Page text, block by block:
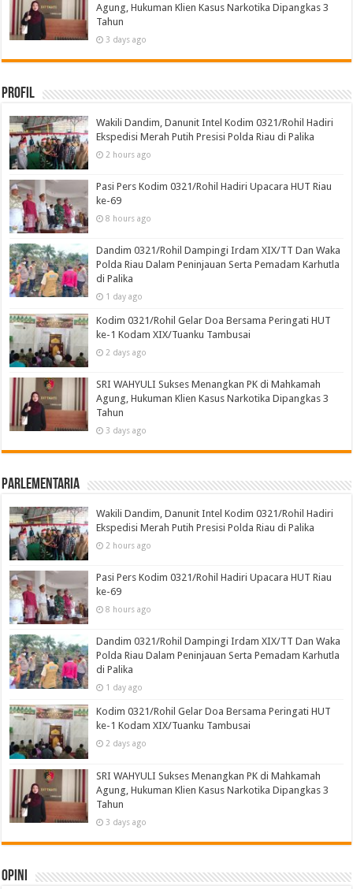
Agung, Hukuman Klien Kasus Narkotika Dipangkas 3
Tahun
3 days ago
Profil
Wakili Dandim, Danunit Intel Kodim 0321/Rohil Hadiri
Ekspedisi Merah Putih Presisi Polda Riau di Palika
2 hours ago
Pasi Pers Kodim 0321/Rohil Hadiri Upacara HUT Riau
ke-69
8 hours ago
Dandim 0321/Rohil Dampingi Irdam XIX/TT Dan Waka
Polda Riau Dalam Peninjauan Serta Pemadam Karhutla
di Palika
1 day ago
Kodim 0321/Rohil Gelar Doa Bersama Peringati HUT
ke-1 Kodam XIX/Tuanku Tambusai
2 days ago
SRI WAHYULI Sukses Menangkan PK di Mahkamah
Agung, Hukuman Klien Kasus Narkotika Dipangkas 3
Tahun
3 days ago
Parlementaria
Wakili Dandim, Danunit Intel Kodim 0321/Rohil Hadiri
Ekspedisi Merah Putih Presisi Polda Riau di Palika
2 hours ago
Pasi Pers Kodim 0321/Rohil Hadiri Upacara HUT Riau
ke-69
8 hours ago
Dandim 0321/Rohil Dampingi Irdam XIX/TT Dan Waka
Polda Riau Dalam Peninjauan Serta Pemadam Karhutla
di Palika
1 day ago
Kodim 0321/Rohil Gelar Doa Bersama Peringati HUT
ke-1 Kodam XIX/Tuanku Tambusai
2 days ago
SRI WAHYULI Sukses Menangkan PK di Mahkamah
Agung, Hukuman Klien Kasus Narkotika Dipangkas 3
Tahun
3 days ago
Opini